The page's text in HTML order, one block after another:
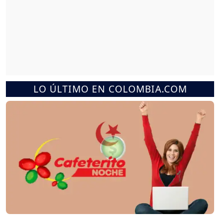
LO ÚLTIMO EN COLOMBIA.COM